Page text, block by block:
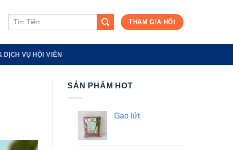
Tìm
THAM GIA HỘI
DỊCH VỤ HỘI VIÊN
SẢN PHẨM HOT
Gạo lứt